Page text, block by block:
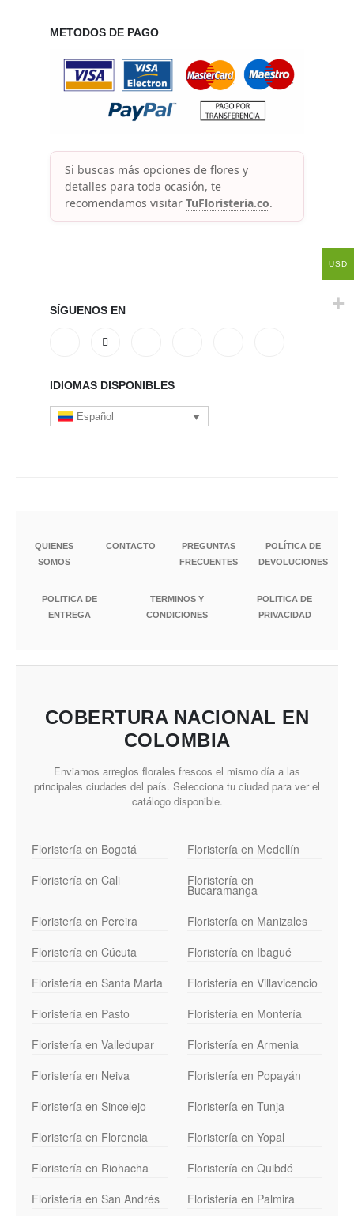
METODOS DE PAGO
Si buscas más opciones de flores y
detalles para toda ocasión, te
recomendamos visitar TuFloristeria.co.
SÍGUENOS EN
IDIOMAS DISPONIBLES
Español
QUIENES
SOMOS
CONTACTO
PREGUNTAS
FRECUENTES
POLÍTICA DE
DEVOLUCIONES
POLITICA DE
ENTREGA
TERMINOS Y
CONDICIONES
POLITICA DE
PRIVACIDAD
COBERTURA NACIONAL EN
COLOMBIA
Enviamos arreglos florales frescos el mismo día a las
principales ciudades del país. Selecciona tu ciudad para ver el
catálogo disponible.
Floristería en Bogotá
Floristería en Medellín
Floristería en Cali
Floristería en
Bucaramanga
Floristería en Pereira
Floristería en Manizales
Floristería en Cúcuta
Floristería en Ibagué
Floristería en Santa Marta
Floristería en Villavicencio
Floristería en Pasto
Floristería en Montería
Floristería en Valledupar
Floristería en Armenia
Floristería en Neiva
Floristería en Popayán
Floristería en Sincelejo
Floristería en Tunja
Floristería en Florencia
Floristería en Yopal
Floristería en Riohacha
Floristería en Quibdó
Floristería en San Andrés
Floristería en Palmira
USD